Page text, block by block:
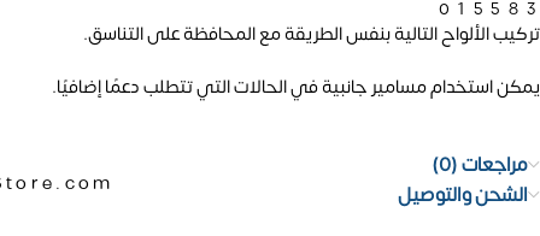
تركيب الألواح التالية بنفس الطريقة مع المحافظة على التناسق.
يمكن استخدام مسامير جانبية في الحالات التي تتطلب دعمًا إضافيًا.
مراجعات (0)
الشحن والتوصيل